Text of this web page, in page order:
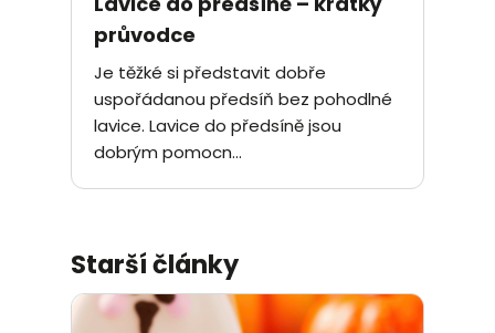
průvodce
Je těžké si představit dobře
uspořádanou předsíň bez pohodlné
lavice. Lavice do předsíně jsou
dobrým pomocn...
Starší články